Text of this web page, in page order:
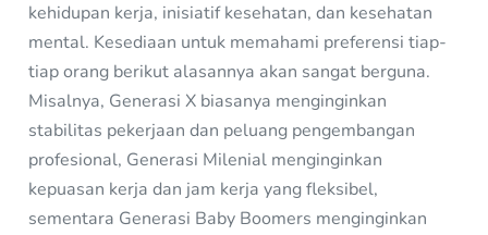
kehidupan kerja, inisiatif kesehatan, dan kesehatan
mental. Kesediaan untuk memahami preferensi tiap-
tiap orang berikut alasannya akan sangat berguna.
Misalnya, Generasi X biasanya menginginkan
stabilitas pekerjaan dan peluang pengembangan
profesional, Generasi Milenial menginginkan
kepuasan kerja dan jam kerja yang fleksibel,
sementara Generasi Baby Boomers menginginkan